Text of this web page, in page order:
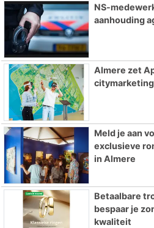
NS-
aanhouding
Almere zet
citymarketing
Meld je aan
exclusieve
in Almere
Betaalbare
bespaar je
kwaliteit